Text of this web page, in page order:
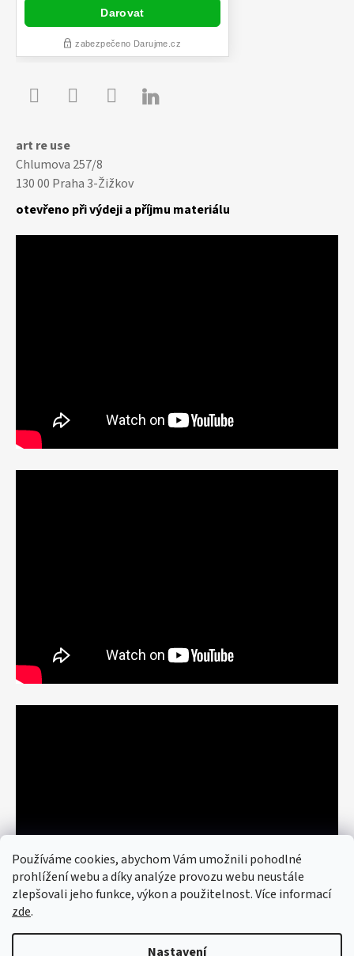
Používáme cookies, abychom Vám umožnili pohodlné
prohlížení webu a díky analýze provozu webu neustále
zlepšovali jeho funkce, výkon a použitelnost. Více informací
zde.
Nastavení

art re use
Chlumova 257/8
130 00 Praha 3-Žižkov
otevřeno při výdeji a příjmu materiálu